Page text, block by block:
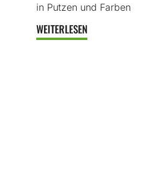
in Putzen und Farben
WEITERLESEN